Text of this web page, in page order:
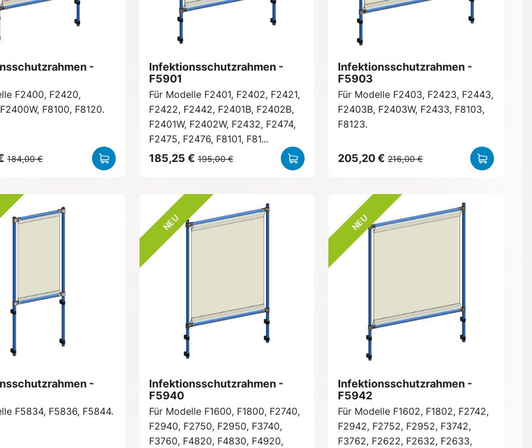
-
F2400, F2420,
F8100, F8120.
184,00 €
Infektionsschutzrahmen -
F5901
Für Modelle F2401, F2402, F2421,
F2422, F2442, F2401B, F2402B,
F2401W, F2402W, F2432, F2474,
F2475, F2476, F8101, F81...
185,25 € 195,00 €
Infektionsschutzrahmen -
F5903
Für Modelle F2403, F2423, F2443,
F2403B, F2403W, F2433, F8103,
F8123.
205,20 € 216,00 €
-
F5834, F5836, F5844.
NEU
Infektionsschutzrahmen -
F5940
Für Modelle F1600, F1800, F2740,
F2940, F2750, F2950, F3740,
F3760, F4820, F4830, F4920,
NEU
Infektionsschutzrahmen -
F5942
Für Modelle F1602, F1802, F2742,
F2942, F2752, F2952, F3742,
F3762, F2622, F2632, F2633,